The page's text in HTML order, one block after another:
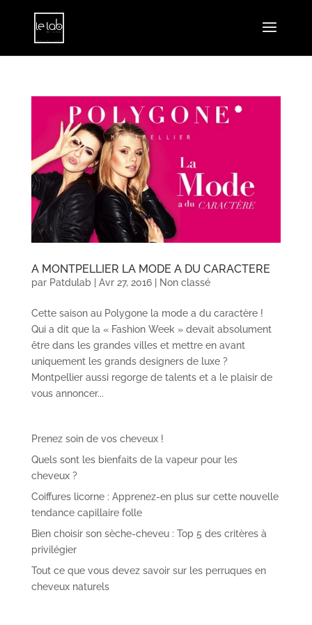
A MONTPELLIER LA MODE A DU CARACTERE
par Patdulab| Avr 27, 2016| Non classé
Cette saison au Polygone la mode a du caractère !
Qui a dit que la « Fashion Week » devait absolument
être dans les grandes villes et mettre en avant
uniquement les grands designers de luxe ?
Montpellier aussi regorge de talents et a le plaisir de
vous annoncer...
Prenez soin de vos cheveux !
Quels sont les bienfaits de la vapeur pour les
cheveux ?
Coiffures licorne : Apprenez-en plus sur cette nouvelle
tendance capillaire folle
Bien choisir son sèche-cheveu : Top 5 des critères à
privilégier
Tout ce que vous devez savoir sur les perruques en
cheveux naturels